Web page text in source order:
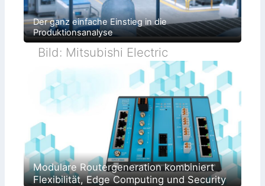
Der ganz einfache Einstieg in die
Produktionsanalyse
Bild: Mitsubishi Electric
Modulare Routergeneration kombiniert
Flexibilität, Edge Computing und Security